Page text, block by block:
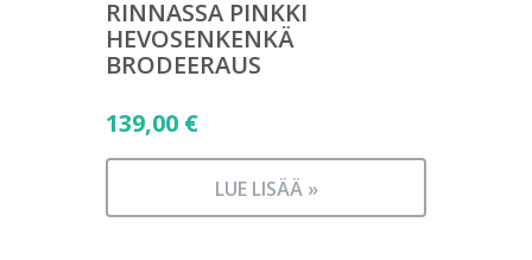
RINNASSA PINKKI
HEVOSENKENKÄ
BRODEERAUS
139,00 €
LUE LISÄÄ »